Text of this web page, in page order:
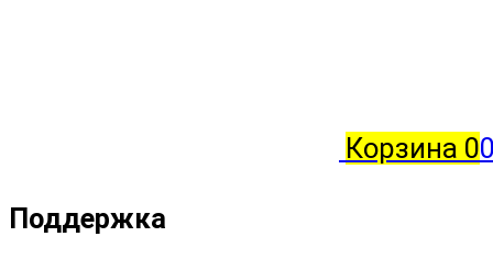
Корзина 0
Поддержка